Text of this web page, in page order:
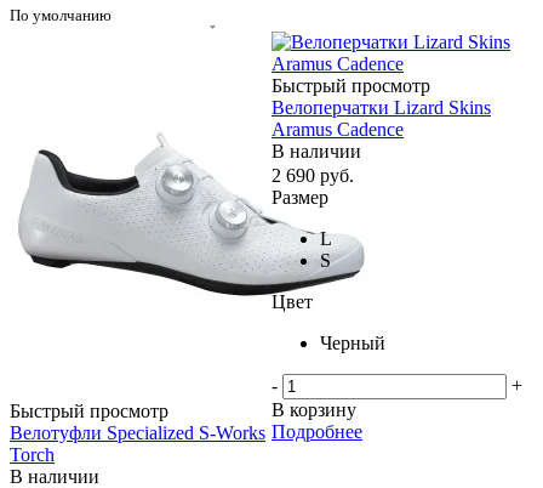
По умолчанию
Быстрый просмотр
Велотуфли Specialized S-Works
Torch
В наличии
Быстрый просмотр
Велоперчатки Lizard Skins
Aramus Cadence
В наличии
2 690 руб.
Размер
L
S
Цвет
Черный
-
+
В корзину
Подробнее